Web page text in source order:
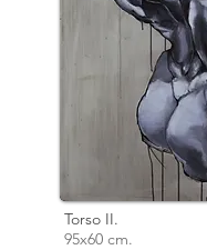
Torso II.
95x60 cm.